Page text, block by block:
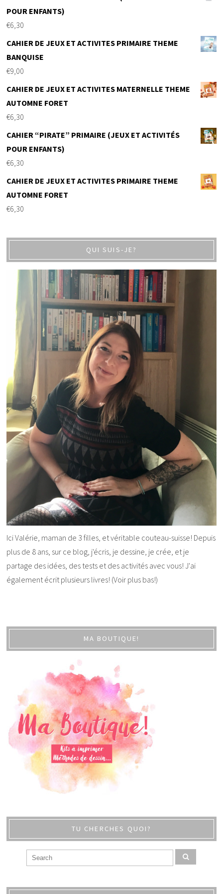
POUR ENFANTS)
€6,30
CAHIER DE JEUX ET ACTIVITES PRIMAIRE THEME
BANQUISE
€9,00
CAHIER DE JEUX ET ACTIVITES MATERNELLE THEME
AUTOMNE FORET
€6,30
CAHIER “PIRATE” PRIMAIRE (JEUX ET ACTIVITÉS
POUR ENFANTS)
€6,30
CAHIER DE JEUX ET ACTIVITES PRIMAIRE THEME
AUTOMNE FORET
€6,30
QUI SUIS-JE?
Ici Valérie, maman de 3 filles, et véritable couteau-suisse! Depuis
plus de 8 ans, sur ce blog, j'écris, je dessine, je crée, et je
partage des idées, des tests et des activités avec vous! J'ai
également écrit plusieurs livres! (Voir plus bas!)
MA BOUTIQUE!
TU CHERCHES QUOI?